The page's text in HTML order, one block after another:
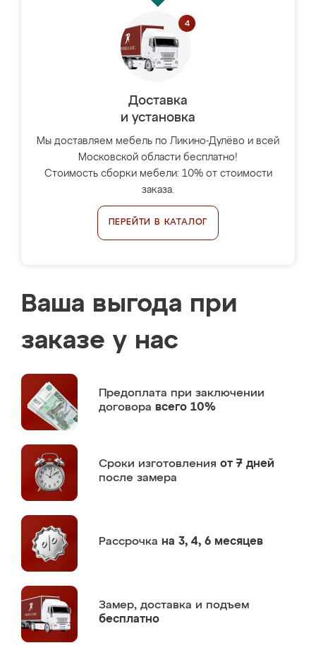
Доставка
и установка
Мы доставляем мебель по Ликино-Дулёво и всей
Московской области бесплатно!
Стоимость сборки мебели: 10% от стоимости
заказа.
ПЕРЕЙТИ В КАТАЛОГ
Ваша выгода при
заказе у нас
Предоплата при заключении
договора всего 10%
Сроки изготовления от 7 дней
после замера
Рассрочка на 3, 4, 6 месяцев
Замер, доставка и подъем
бесплатно